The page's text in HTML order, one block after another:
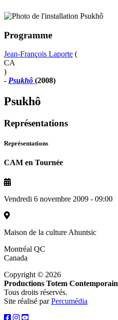
Programme
Jean-François Laporte (
CA
)
- Psukhô (2008)
Psukhô
Représentations
Représentations
CAM en Tournée
Vendredi 6 novembre 2009 - 09:00
Maison de la culture Ahuntsic
Montréal QC
Canada
Copyright © 2026
Productions Totem Contemporain
Tous droits réservés.
Site réalisé parPercumédia